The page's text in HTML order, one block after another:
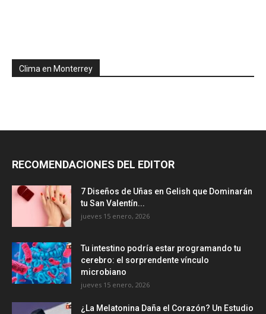
Clima en Monterrey
RECOMENDACIONES DEL EDITOR
7 Diseños de Uñas en Gelish que Dominarán
tu San Valentín...
jueves 15 enero, 2026
Tu intestino podría estar programando tu
cerebro: el sorprendente vínculo
microbiano
jueves 15 enero, 2026
¿La Melatonina Daña el Corazón? Un Estudio